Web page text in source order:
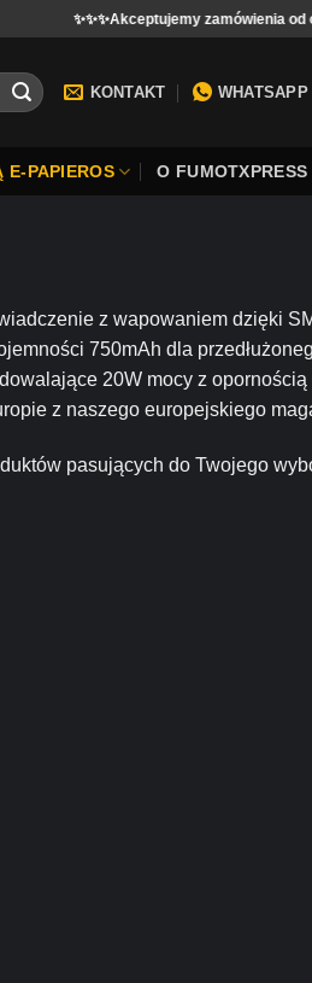
✨✨✨Akceptujemy zamówienia od osób
KONTAKT WHATSAPP
E-PAPIEROS O FUMOTXPRESS
z wapowaniem dzięki
750mAh dla
20W mocy z
z naszego europejskiego
pasujących do Twojego